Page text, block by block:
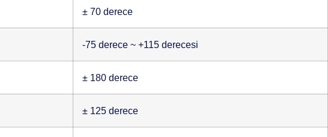
± 70 derece
-75 derece ~ +115 derecesi
± 180 derece
± 125 derece